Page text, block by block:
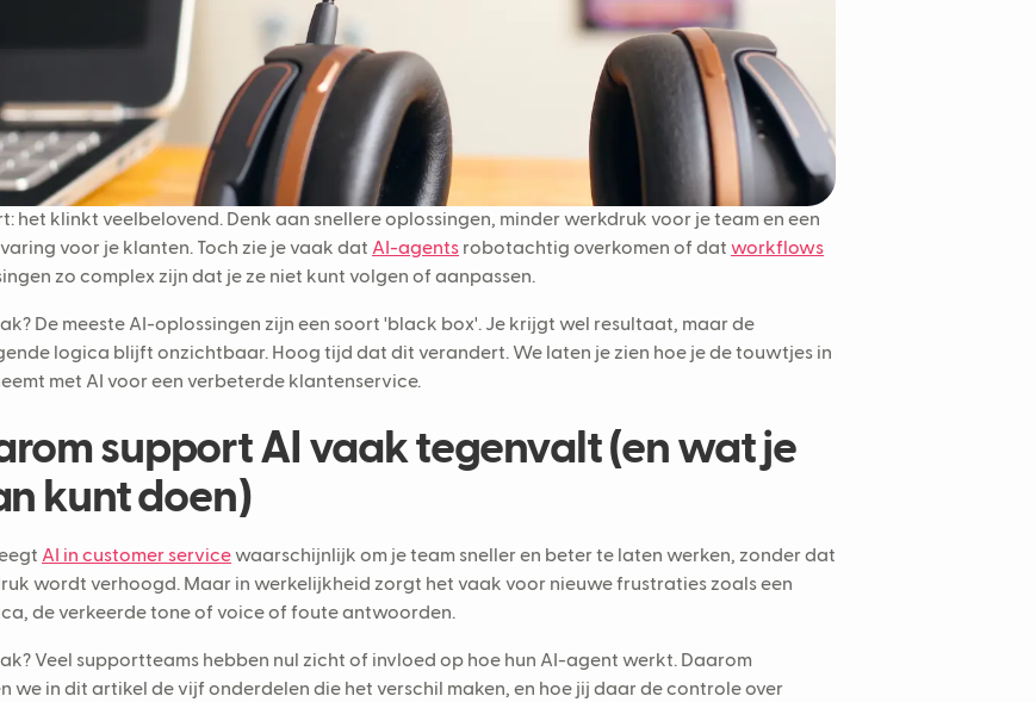
het klinkt veelbelovend. Denk aan snellere oplossingen, minder werkdruk voor je team en een
voor je klanten. Toch zie je vaak dat AI-agents robotachtig overkomen of dat workflows
zo complex zijn dat je ze niet kunt volgen of aanpassen.
De meeste AI-oplossingen zijn een soort 'black box'. Je krijgt wel resultaat, maar de
logica blijft onzichtbaar. Hoog tijd dat dit verandert. We laten je zien hoe je de touwtjes in
met AI voor een verbeterde klantenservice.
support AI vaak tegenvalt (en wat je
kunt doen)
AI in customer servicewaarschijnlijk om je team sneller en beter te laten werken, zonder dat
wordt verhoogd. Maar in werkelijkheid zorgt het vaak voor nieuwe frustraties zoals een
de verkeerde tone of voice of foute antwoorden.
Veel supportteams hebben nul zicht of invloed op hoe hun AI-agent werkt. Daarom
we in dit artikel de vijf onderdelen die het verschil maken, en hoe jij daar de controle over